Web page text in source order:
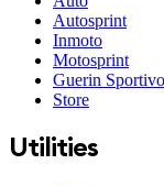
Autosprint
Inmoto
Motosprint
Guerin Sportivo
Store
Utilities